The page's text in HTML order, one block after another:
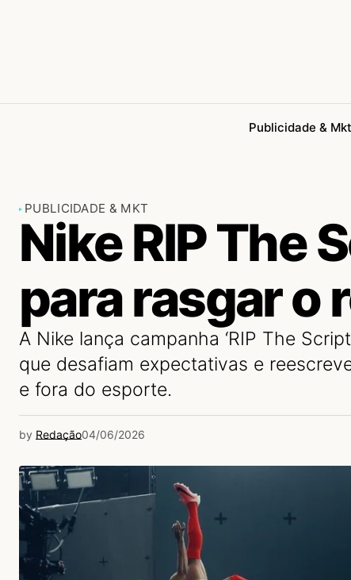
Publicidade & Mkt
PUBLICIDADE & MKT
Nike RIP The
para rasgar o
A Nike lança campanha ‘RIP The
que desafiam expectativas e
e fora do esporte.
by Redação04/06/2026